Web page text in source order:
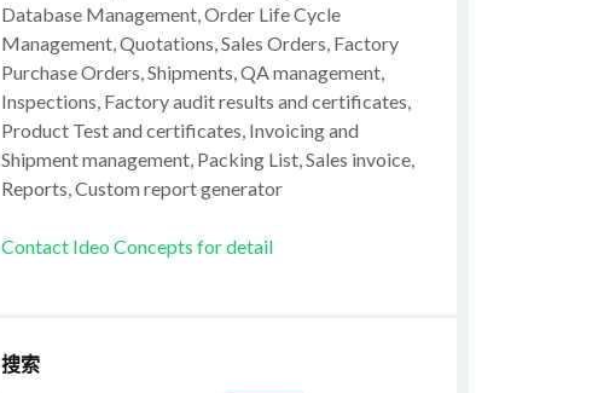
Database Management, Order Life Cycle
Management, Quotations, Sales Orders, Factory
Purchase Orders, Shipments, QA management,
Inspections, Factory audit results and certificates,
Product Test and certificates, Invoicing and
Shipment management, Packing List, Sales invoice,
Reports, Custom report generator
Contact Ideo Concepts for detail
搜索